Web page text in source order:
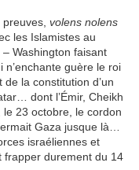
volens nolens
les Islamistes au
Washington faisant
guère le roi
la constitution d’un
dont l’Émir, Cheikh
le 23 octobre, le cordon
Gaza jusque là…
israéliennes et
frapper durement du 14